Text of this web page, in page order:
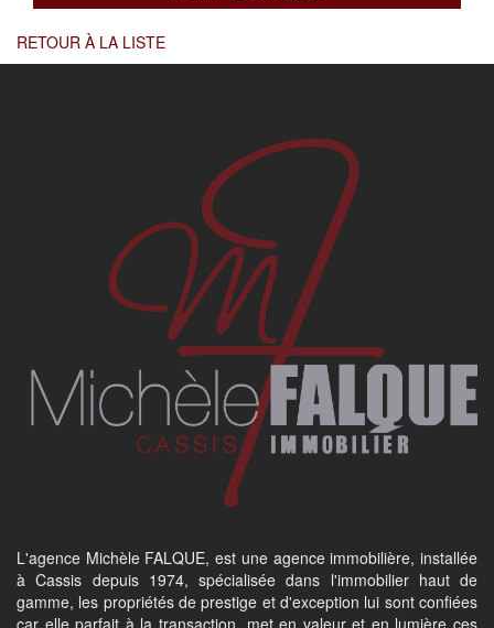
RETOUR À LA LISTE
L'agence Michèle FALQUE, est une agence immobilière, installée
à Cassis depuis 1974, spécialisée dans l'immobilier haut de
gamme, les propriétés de prestige et d'exception lui sont confiées
car elle parfait à la transaction, met en valeur et en lumière ces